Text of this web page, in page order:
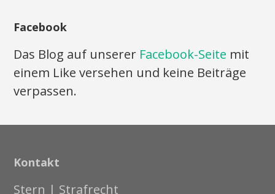
Facebook
Das Blog auf unserer Facebook-Seite mit
einem Like versehen und keine Beiträge
verpassen.
Kontakt
Stern | Strafrecht